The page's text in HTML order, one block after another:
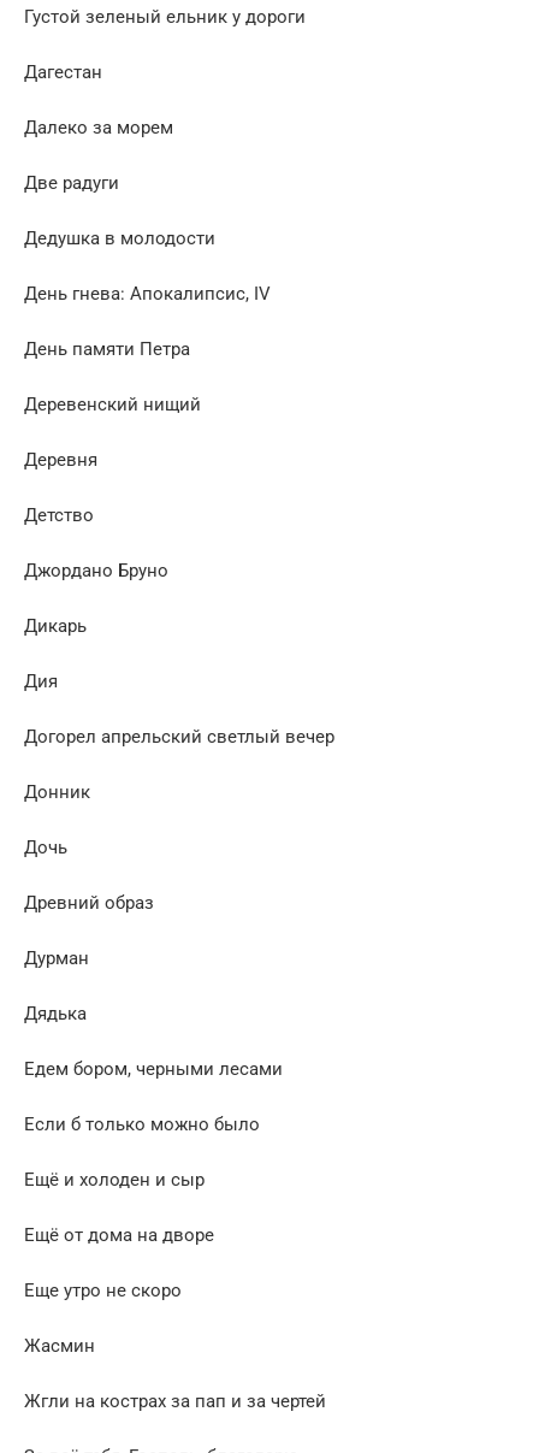
Густой зеленый ельник у дороги
Дагестан
Далеко за морем
Две радуги
Дедушка в молодости
День гнева: Апокалипсис, IV
День памяти Петра
Деревенский нищий
Деревня
Детство
Джордано Бруно
Дикарь
Дия
Догорел апрельский светлый вечер
Донник
Дочь
Древний образ
Дурман
Дядька
Едем бором, черными лесами
Если б только можно было
Ещё и холоден и сыр
Ещё от дома на дворе
Еще утро не скоро
Жасмин
Жгли на кострах за пап и за чертей